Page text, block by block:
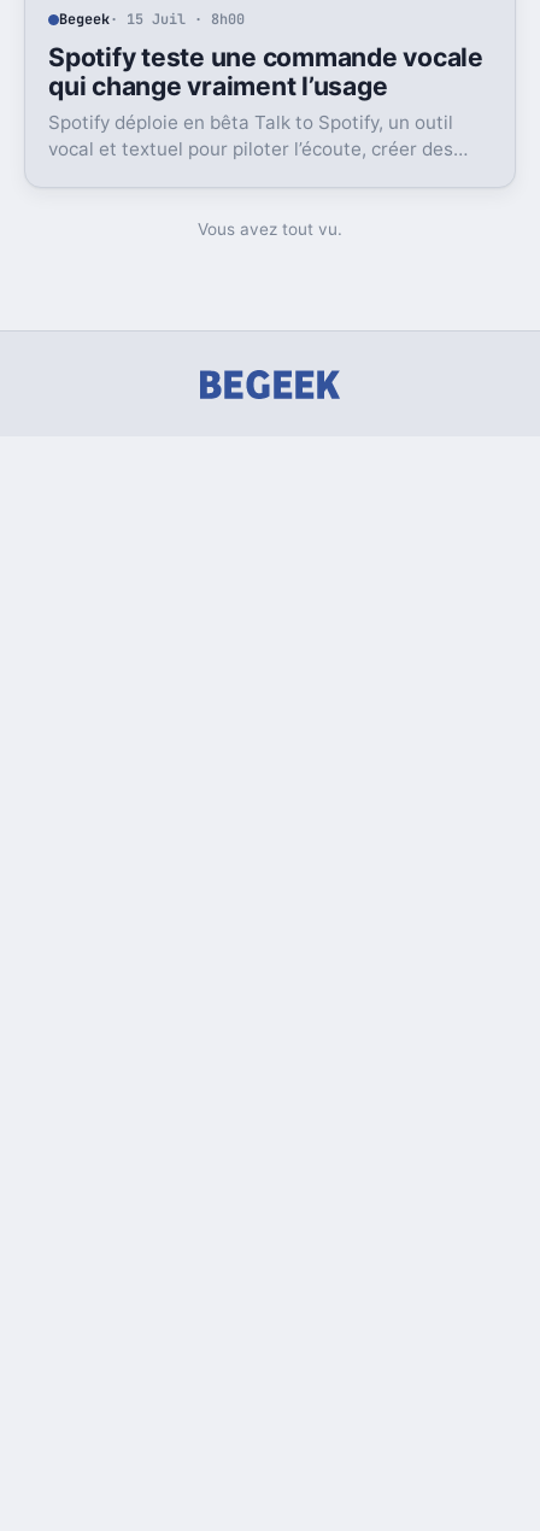
Begeek· 15 Juil · 8h00
Spotify teste une commande vocale
qui change vraiment l’usage
Spotify déploie en bêta Talk to Spotify, un outil
vocal et textuel pour piloter l’écoute, créer des